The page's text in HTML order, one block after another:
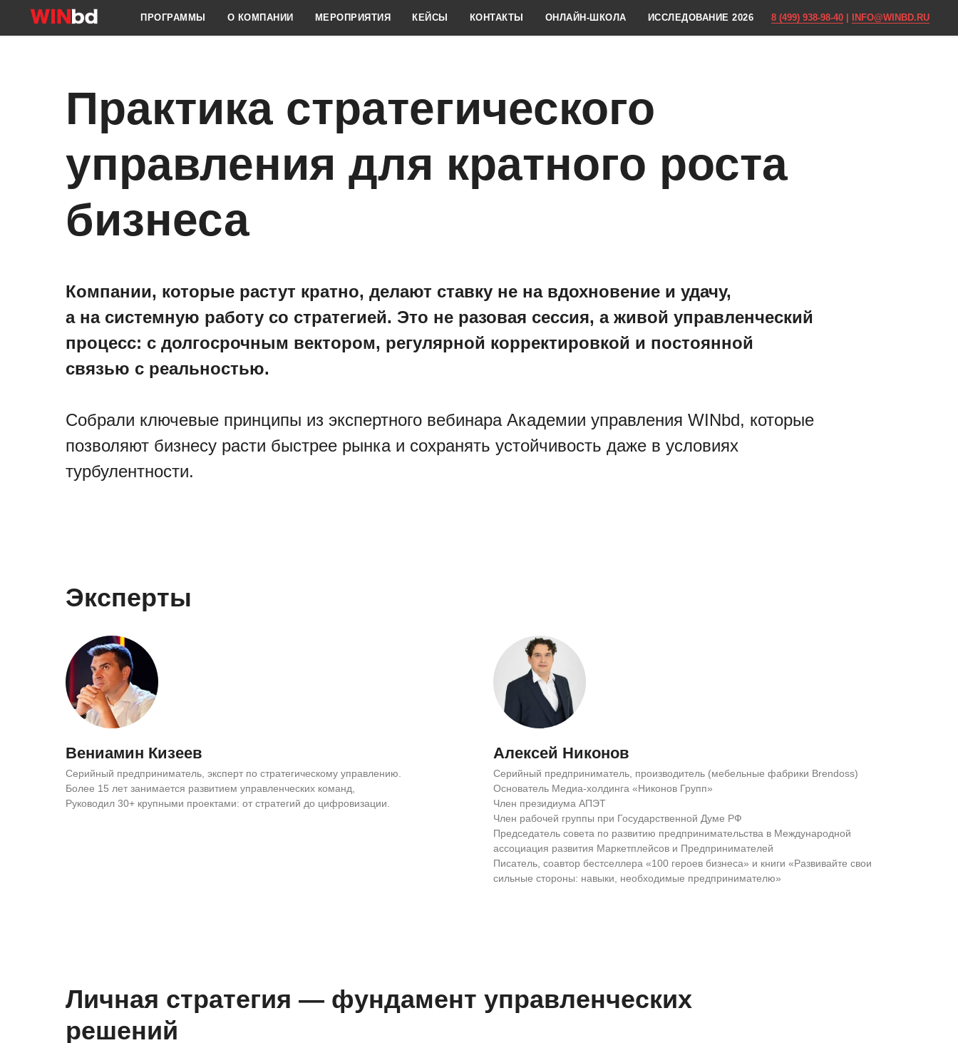
ПРОГРАММЫ О КОМПАНИИ МЕРОПРИЯТИЯ КЕЙСЫ КОНТАКТЫ ОНЛАЙН-ШКОЛА ИССЛЕДОВАНИЕ 2026 8 (499) 938-98-40 INFO@WINBD.RU
Практика стратегического
управления для кратного роста
бизнеса
Компании, которые растут кратно, делают ставку не на вдохновение и удачу,
а на системную работу со стратегией. Это не разовая сессия, а живой управленческий
процесс: с долгосрочным вектором, регулярной корректировкой и постоянной
связью с реальностью.
Собрали ключевые принципы из экспертного вебинара Академии управления WINbd, которые
позволяют бизнесу расти быстрее рынка и сохранять устойчивость даже в условиях
турбулентности.
Эксперты
Вениамин Кизеев
Серийный предприниматель, эксперт по стратегическому управлению.
Более 15 лет занимается развитием управленческих команд,
Руководил 30+ крупными проектами: от стратегий до цифровизации.
Алексей Никонов
Серийный предприниматель, производитель (мебельные фабрики Brendoss)
Основатель Медиа-холдинга «Никонов Групп»
Член президиума АПЭТ
Член рабочей группы при Государственной Думе РФ
Председатель совета по развитию предпринимательства в Международной
ассоциация развития Маркетплейсов и Предпринимателей
Писатель, соавтор бестселлера «100 героев бизнеса» и книги «Развивайте свои
сильные стороны: навыки, необходимые предпринимателю»
Личная стратегия — фундамент управленческих
решений